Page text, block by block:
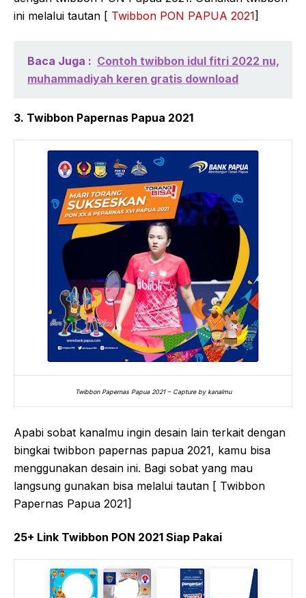
ini melalui tautan [ Twibbon PON PAPUA 2021]
Baca Juga : Contoh twibbon idul fitri 2022 nu,
muhammadiyah keren gratis download
3. Twibbon Papernas Papua 2021
Twibbon Papernas Papua 2021 – Capture by kanalmu
Apabi sobat kanalmu ingin desain lain terkait dengan
bingkai twibbon papernas papua 2021, kamu bisa
menggunakan desain ini. Bagi sobat yang mau
langsung gunakan bisa melalui tautan [ Twibbon
Papernas Papua 2021]
25+ Link Twibbon PON 2021 Siap Pakai